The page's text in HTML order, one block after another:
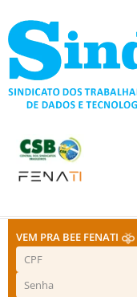
para
conteúdo
VEM PRA BEE FENATI